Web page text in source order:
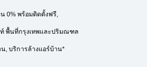
0% พร้อมติดตั้งฟรี,
ท์ พื้นที่กรุงเทพและปริมณฑล
, บริการล้างแอร์บ้าน*